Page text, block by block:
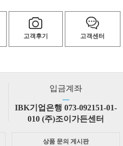
고객후기 고객센터
입금계좌
ㅡ
IBK기업은행 073-092151-01-
010 (주)조이가든센터
상품 문의 게시판